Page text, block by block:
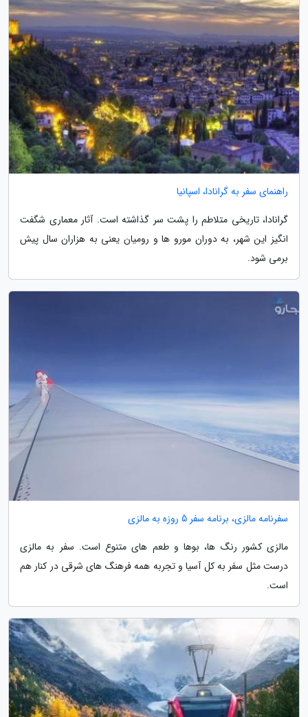
راهنمای سفر به گرانادا، اسپانیا
گرانادا، تاریخی متلاطم را پشت سر گذاشته است. آثار معماری شگفت
انگیز این شهر، به دوران مورو ها و رومیان یعنی به هزاران سال پیش
برمی شود.
سفرنامه مالزی، برنامه سفر 5 روزه به مالزی
مالزی کشور رنگ ها، بوها و طعم های متنوع است. سفر به مالزی
درست مثل سفر به کل آسیا و تجربه همه فرهنگ های شرقی در کنار هم
است.